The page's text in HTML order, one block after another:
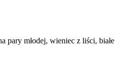
pary młodej, wieniec z liści, białe